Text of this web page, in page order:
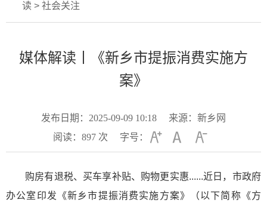
读 > 社会关注
媒体解读丨《新乡市提振消费实施方
案》
发布日期：2025-09-09 10:18
来源：新乡网
阅读： 897次 字号：
购房有退税、买车享补贴、购物更实惠......近日，市政府
办公室印发《新乡市提振消费实施方案》（以下简称《方